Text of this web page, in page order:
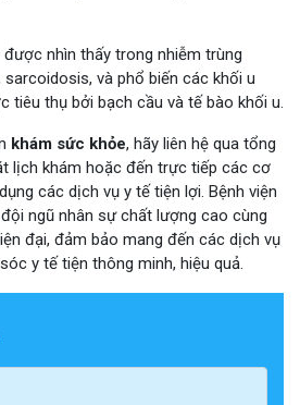
nhìn thấy trong nhiễm trùng
sarcoidosis, và phổ biến các khối u
tiêu thụ bởi bạch cầu và tế bào khối u.
khám sức khỏe, hãy liên hệ qua tổng
lịch khám hoặc đến trực tiếp các cơ
các dịch vụ y tế tiện lợi. Bệnh viện
ngũ nhân sự chất lượng cao cùng
đại, đảm bảo mang đến các dịch vụ
y tế tiện thông minh, hiệu quả.